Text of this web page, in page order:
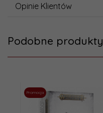
Opinie Klientów
Podobne produkty
Promocja